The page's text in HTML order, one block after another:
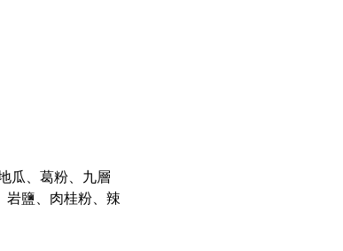
瓜、葛粉、九層
岩鹽、肉桂粉、辣